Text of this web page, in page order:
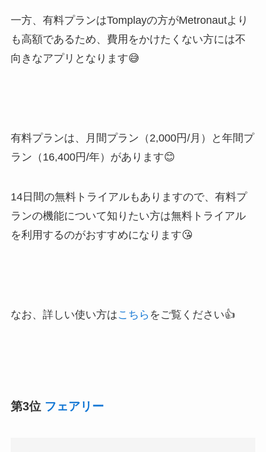
一方、有料プランはTomplayの方がMetronautより
も高額であるため、費用をかけたくない方には不
向きなアプリとなります😅
有料プランは、月間プラン（2,000円/月）と年間プ
ラン（16,400円/年）があります😊
14日間の無料トライアルもありますので、 有料プ
ランの機能について知りたい方は無料トライアル
を利用するのがおすすめになります😘
なお、詳しい使い方はこちら をご覧ください👍
第3位 フェアリー